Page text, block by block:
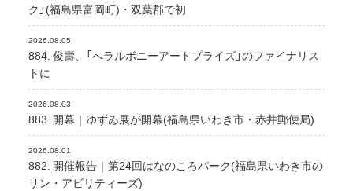
ク」(福島県富岡町)・双葉郡で初
2026.08.05
884. 俊壽、「へラルボニーアートプライズ」のファイナリス
トに
2026.08.03
883. 開幕｜ゆずゐ展が開幕(福島県いわき市・赤井郵便局)
2026.08.01
882. 開催報告｜第24回はなのころパーク(福島県いわき市の
サン・アビリティーズ)